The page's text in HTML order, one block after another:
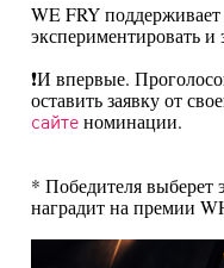
WE FRY
экспериментировать
❗️И впервые.
оставить заявку от
сайте номинации.
* Победителя выберет
наградит на премии